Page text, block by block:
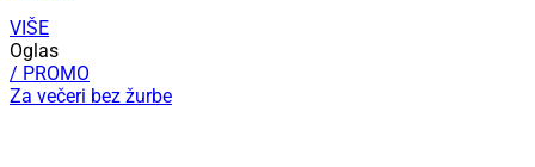
VIŠE
Oglas
/ PROMO
Za večeri bez žurbe